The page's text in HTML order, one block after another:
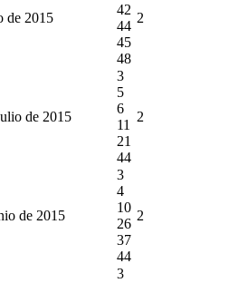
de 2015
42
44
45
48
2
de 2015
3
5
6
11
21
44
2
de 2015
3
4
10
26
37
44
2
3